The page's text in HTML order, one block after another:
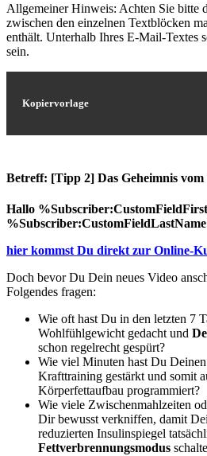
Allgemeiner Hinweis: Achten Sie bitte
zwischen den einzelnen Textblöcken
enthält. Unterhalb Ihres E-Mail-Textes
sein.
Kopiervorlage
Betreff: [Tipp 2] Das Geheimnis
Hallo
hier kommst Du direkt zur Online-
Doch bevor Du Dein neues Video
Folgendes fragen:
Wie oft hast Du in den letzten 7
Wohlfühlgewicht gedacht und
schon regelrecht gespürt?
Wie viel Minuten hast Du
Krafttraining gestärkt und somit
Körperfettaufbau programmiert?
Wie viele Zwischenmahlzeiten
Dir bewusst verkniffen, damit
reduzierten Insulinspiegel
Fettverbrennungsmodus